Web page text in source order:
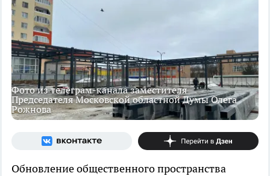
Фото из телеграм-канала заместителя
Председателя Московской областной Думы Олега
Рожнова
Обновление общественного пространства